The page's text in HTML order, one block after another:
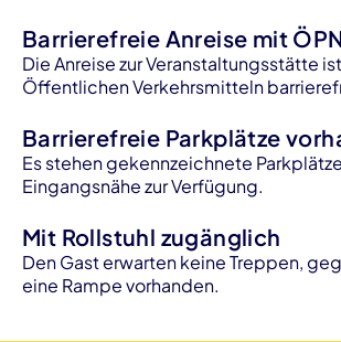
Barrierefreie Anreise mit
Die Anreise zur Veranstaltungsstätte
Öffentlichen Verkehrsmitteln
Barrierefreie Parkplätze
Es stehen gekennzeichnete
Eingangsnähe zur Verfügung.
Mit Rollstuhl zugänglich
Den Gast erwarten keine Treppen,
eine Rampe vorhanden.